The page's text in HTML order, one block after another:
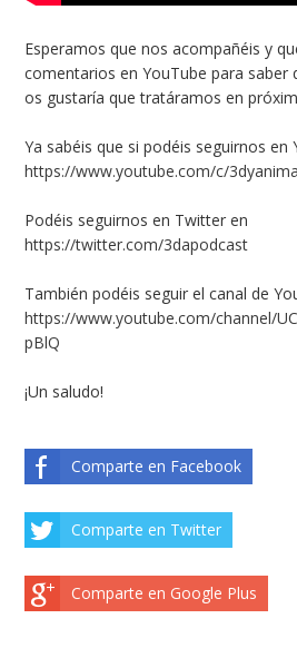
Esperamos que nos acompañéis y
comentarios en YouTube para saber
os gustaría que tratáramos en
Ya sabéis que si podéis seguirnos en
https://www.youtube.com/c/
Podéis seguirnos en Twitter en
https://twitter.com/3dapodcast
También podéis seguir el canal de
https://www.youtube.com/channel/
pBlQ
¡Un saludo!
Comparte en Facebook
Comparte en Twitter
Comparte en Google Plus